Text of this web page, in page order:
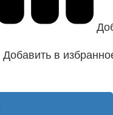
Добавить в